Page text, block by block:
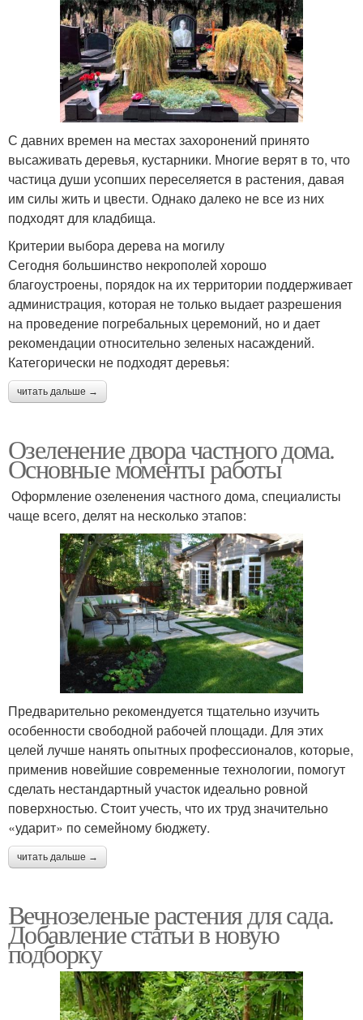
С давних времен на местах захоронений принято
высаживать деревья, кустарники. Многие верят в то, что
частица души усопших переселяется в растения, давая
им силы жить и цвести. Однако далеко не все из них
подходят для кладбища.
Критерии выбора дерева на могилу
Сегодня большинство некрополей хорошо
благоустроены, порядок на их территории поддерживает
администрация, которая не только выдает разрешения
на проведение погребальных церемоний, но и дает
рекомендации относительно зеленых насаждений.
Категорически не подходят деревья:
читать дальше →
Озеленение двора частного дома.
Основные моменты работы
Оформление озеленения частного дома, специалисты
чаще всего, делят на несколько этапов:
Предварительно рекомендуется тщательно изучить
особенности свободной рабочей площади. Для этих
целей лучше нанять опытных профессионалов, которые,
применив новейшие современные технологии, помогут
сделать нестандартный участок идеально ровной
поверхностью. Стоит учесть, что их труд значительно
«ударит» по семейному бюджету.
читать дальше →
Вечнозеленые растения для сада.
Добавление статьи в новую
подборку